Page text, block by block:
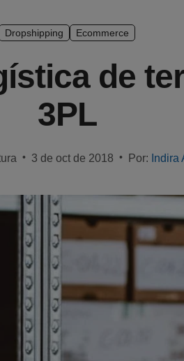
Dropshipping Ecommerce
de
3PL
• 3 de oct de 2018 • Por: Indira